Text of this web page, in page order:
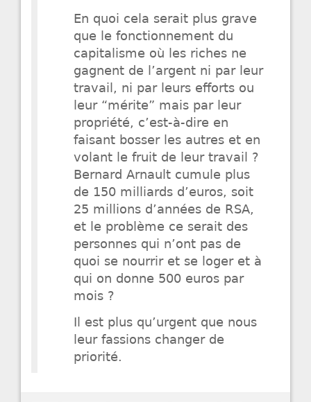
En quoi cela serait plus grave
que le fonctionnement du
capitalisme où les riches ne
gagnent de l’argent ni par leur
travail, ni par leurs efforts ou
leur “mérite” mais par leur
propriété, c’est-à-dire en
faisant bosser les autres et en
volant le fruit de leur travail ?
Bernard Arnault cumule plus
de 150 milliards d’euros, soit
25 millions d’années de RSA,
et le problème ce serait des
personnes qui n’ont pas de
quoi se nourrir et se loger et à
qui on donne 500 euros par
mois ?
Il est plus qu’urgent que nous
leur fassions changer de
priorité.